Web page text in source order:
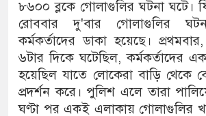
৮৬০০ ব্লকে গোলাগুলির ঘটনা ঘটে।
রোববার দু'বার গোলাগুলির
কর্মকর্তাদের ডাকা হয়েছে।
৬টার দিকে ঘটেছিল, কর্মকর্তাদের
হয়েছিল যাতে লোকেরা বাড়ি থেকে
প্রদর্শন করে। পুলিশ এলে তারা
ঘণ্টা পর একই এলাকায় গোলাগুলির